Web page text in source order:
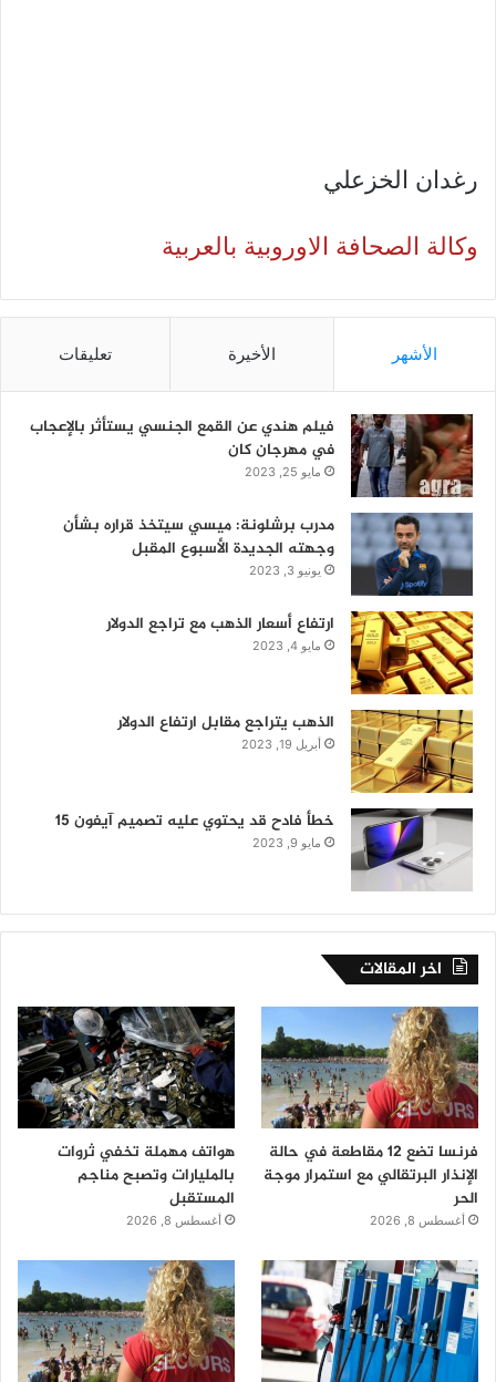
رغدان الخزعلي
وكالة الصحافة الاوروبية بالعربية
الأشهر الأخيرة تعليقات
فيلم هندي عن القمع الجنسي يستأثر بالإعجاب
في مهرجان كان
مايو 25, 2023
مدرب برشلونة: ميسي سيتخذ قراره بشأن
وجهته الجديدة الأسبوع المقبل
يونيو 3, 2023
ارتفاع أسعار الذهب مع تراجع الدولار
مايو 4, 2023
الذهب يتراجع مقابل ارتفاع الدولار
أبريل 19, 2023
خطأ فادح قد يحتوي عليه تصميم آيفون 15
مايو 9, 2023
اخر المقالات
فرنسا تضع 12 مقاطعة في حالة
الإنذار البرتقالي مع استمرار موجة
الحر
أغسطس 8, 2026
هواتف مهملة تخفي ثروات
بالمليارات وتصبح مناجم
المستقبل
أغسطس 8, 2026